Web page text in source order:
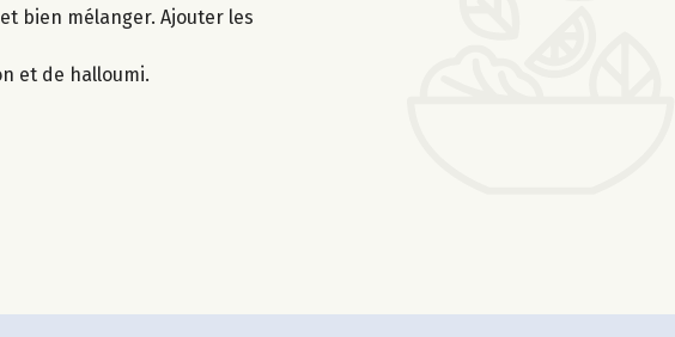
bien mélanger. Ajouter les
et de halloumi.